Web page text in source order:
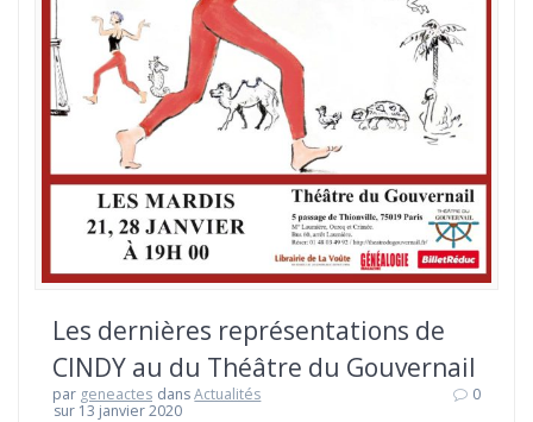
Les dernières représentations de
CINDY au du Théâtre du Gouvernail
par geneactes dansActualités
sur 13 janvier 2020
0